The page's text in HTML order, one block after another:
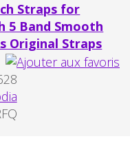
Straps for
5 Band Smooth
Original Straps